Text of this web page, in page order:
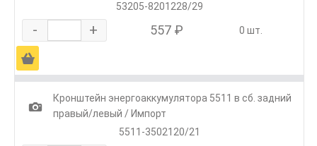
53205-8201228/29
- + 557 ₽ 0 шт.
Ä
1
Кронштейн энергоаккумулятора 5511 в сб. задний
правый/левый / Импорт
5511-3502120/21